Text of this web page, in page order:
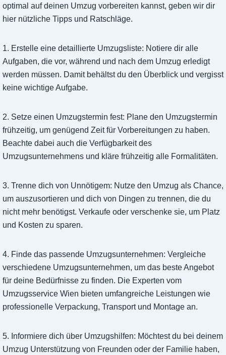
optimal auf deinen Umzug vorbereiten kannst, geben wir dir
hier nützliche Tipps und Ratschläge.
1. Erstelle eine detaillierte Umzugsliste: Notiere dir alle
Aufgaben, die vor, während und nach dem Umzug erledigt
werden müssen. Damit behältst du den Überblick und vergisst
keine wichtige Aufgabe.
2. Setze einen Umzugstermin fest: Plane den Umzugstermin
frühzeitig, um genügend Zeit für Vorbereitungen zu haben.
Beachte dabei auch die Verfügbarkeit des
Umzugsunternehmens und kläre frühzeitig alle Formalitäten.
3. Trenne dich von Unnötigem: Nutze den Umzug als Chance,
um auszusortieren und dich von Dingen zu trennen, die du
nicht mehr benötigst. Verkaufe oder verschenke sie, um Platz
und Kosten zu sparen.
4. Finde das passende Umzugsunternehmen: Vergleiche
verschiedene Umzugsunternehmen, um das beste Angebot
für deine Bedürfnisse zu finden. Die Experten vom
Umzugsservice Wien bieten umfangreiche Leistungen wie
professionelle Verpackung, Transport und Montage an.
5. Informiere dich über Umzugshilfen: Möchtest du bei deinem
Umzug Unterstützung von Freunden oder der Familie haben,